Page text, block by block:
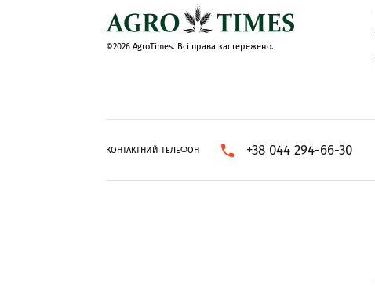
©2026 AgroTimes. Всі права застережено.
КОНТАКТНИЙ ТЕЛЕФОН +38 044 294-66-30